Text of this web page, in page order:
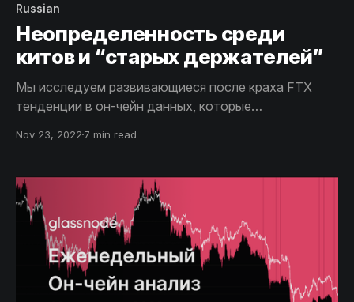
Russian
Неопределенность среди
китов и “старых держателей”
Мы исследуем развивающиеся после краха FTX
тенденции в он-чейн данных, которые
пошатнуло уверенность и финансовое положение
Nov 23, 2022 7 min read